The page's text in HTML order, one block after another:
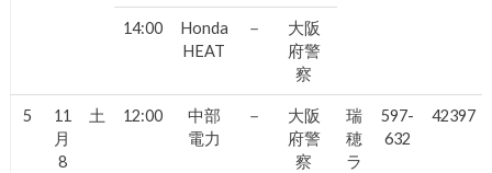
14:00
Honda
HEAT
－
大阪
府警
察
5
11
月
8
土 12:00
中部
電力
－
大阪
府警
察
瑞
穂
ラ
597-
632
42397